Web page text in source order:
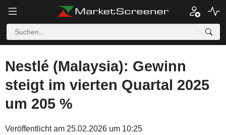
Nestlé (Malaysia): Gewinn
steigt im vierten Quartal 2025
um 205 %
Veröffentlicht am 25.02.2026 um 10:25